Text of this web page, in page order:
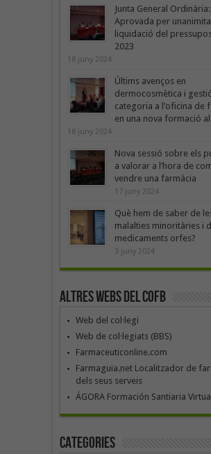
Junta General Ordinària:
Aprovada per
liquidació del
2023
18 juny 2024
Últims avenços en
dermocosmètica i
categoria a l’oficina de
en una nova formació al
18 juny 2024
Nova sessió sobre els
a valorar a l’hora de
vendre una farmàcia
17 juny 2024
Què hem de saber de
malalties minoritàries i
medicaments orfes?
3 juny 2024
Altres webs del COFB
Web del col·legi
Web de col·legiats (BBS)
Farmaceuticonline.com
Farmaguia.net Localitzador de
dels seus serveis
ÁGORA Formación Santiaria Virtual
Categories